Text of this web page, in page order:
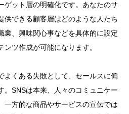
ゲット層の明確化です。あなたのサ
供できる顧客層はどのような人たち
業、興味関心事などを具体的に設定
ツ作成が可能になります。
よくある失敗として、セールスに偏
。SNSは本来、人々のコミュニケー
一方的な商品やサービスの宣伝では